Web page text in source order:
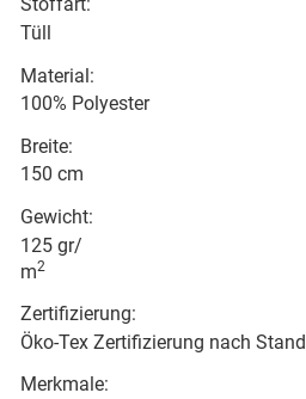
Stoffart:
Tüll
Material:
100% Polyester
Breite:
150 cm
Gewicht:
125 gr/
m2
Zertifizierung:
Öko-Tex Zertifizierung nach
Merkmale: